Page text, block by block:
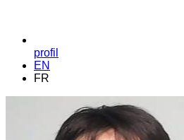
profil
EN
FR